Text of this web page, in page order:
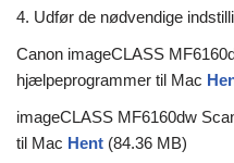
4. Udfør de nødvendige
Canon imageCLASS
hjælpeprogrammer til Mac
imageCLASS MF6160dw
til Mac Hent (84.36 MB)